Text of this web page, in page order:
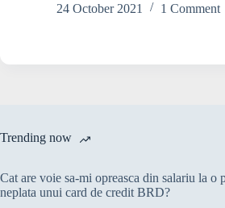
card
24 October 2021 1 Comment
Trending now
Cat are voie sa-mi opreasca din salariu la o
neplata unui card de credit BRD?